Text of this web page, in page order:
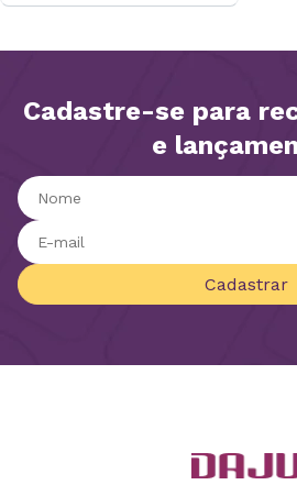
Cadastre-se para
e
Cadastrar